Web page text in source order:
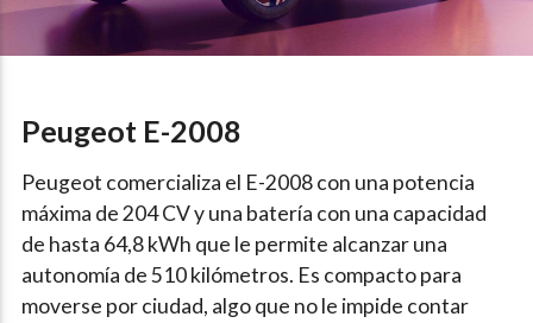
Peugeot E-2008
Peugeot comercializa el E-2008 con una potencia
máxima de 204 CV y una batería con una capacidad
de hasta 64,8 kWh que le permite alcanzar una
autonomía de 510 kilómetros. Es compacto para
moverse por ciudad, algo que no le impide contar